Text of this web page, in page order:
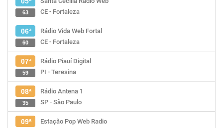
CE - Fortaleza
63
06ª
Rádio Vida Web Fortal
CE - Fortaleza
60
07ª
Rádio Piauí Digital
PI - Teresina
59
08ª
Rádio Antena 1
SP - São Paulo
35
09ª
Estação Pop Web Radio